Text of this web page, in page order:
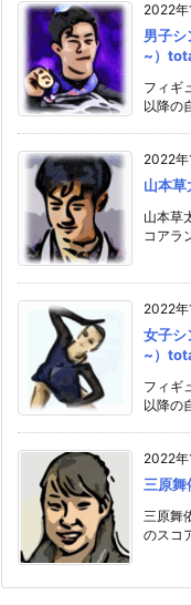
2022年
男子
~）
フィギ
以降の
2022年
山本草
山本草
コアラ
2022年
女子シ
~）
フィギ
以降の
2022年
三原舞
三原舞
のスコ